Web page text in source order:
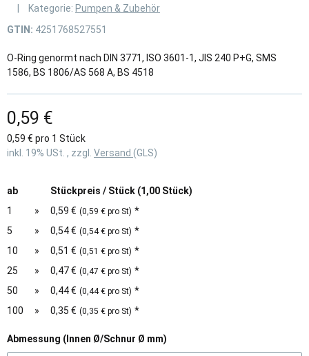
Kategorie: Pumpen & Zubehör
GTIN: 4251768527551
O-Ring genormt nach DIN 3771, ISO 3601-1, JIS 240 P+G, SMS
1586, BS 1806/AS 568 A, BS 4518
0,59 €
0,59 € pro 1 Stück
inkl. 19% USt. , zzgl. Versand (GLS)
ab
Stückpreis / Stück (1,00 Stück)
1
» 0,59 € (0,59 € pro St) *
5
» 0,54 € (0,54 € pro St) *
10
» 0,51 € (0,51 € pro St) *
25
» 0,47 € (0,47 € pro St) *
50
» 0,44 € (0,44 € pro St) *
100
» 0,35 € (0,35 € pro St) *
Abmessung (Innen Ø/Schnur Ø mm)